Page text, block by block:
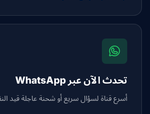
تحدث الآن عبر WhatsApp
أسرع قناة لسؤال سريع أو شحنة عاجلة قيد